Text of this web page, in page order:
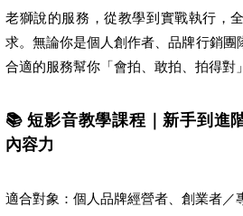
老獅說的服務，從教學到實戰執行，
求。無論你是個人創作者、品牌行銷團
合適的服務幫你「會拍、敢拍、拍得對
📚 短影音教學課程｜新手到進
內容力
適合對象：個人品牌經營者、創業者／